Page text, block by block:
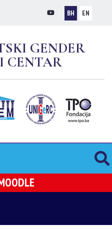
BH EN
GENDER
CENTAR